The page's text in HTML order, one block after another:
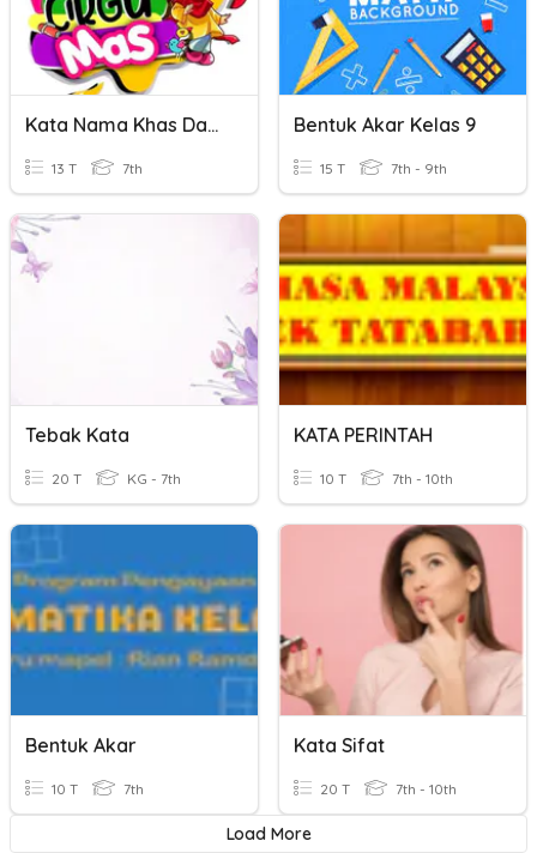
Kata Nama Khas Dan Kata Nama Am
13 T 7th
Bentuk Akar Kelas 9
15 T 7th - 9th
Tebak Kata
20 T KG - 7th
KATA PERINTAH
10 T 7th - 10th
Bentuk Akar
10 T 7th
Kata Sifat
20 T 7th - 10th
Load More